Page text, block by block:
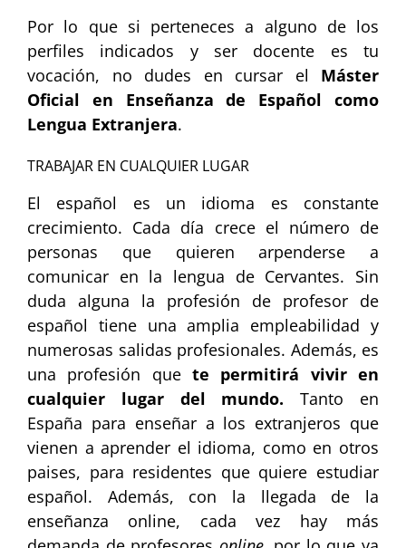
Por lo que si perteneces a alguno de los
perfiles indicados y ser docente es tu
vocación, no dudes en cursar el Máster
Oficial en Enseñanza de Español como
Lengua Extranjera.
TRABAJAR EN CUALQUIER LUGAR
El español es un idioma es constante
crecimiento. Cada día crece el número de
personas que quieren arpenderse a
comunicar en la lengua de Cervantes. Sin
duda alguna la profesión de profesor de
español tiene una amplia empleabilidad y
numerosas salidas profesionales. Además, es
una profesión que te permitirá vivir en
cualquier lugar del mundo. Tanto en
España para enseñar a los extranjeros que
vienen a aprender el idioma, como en otros
paises, para residentes que quiere estudiar
español. Además, con la llegada de la
enseñanza online, cada vez hay más